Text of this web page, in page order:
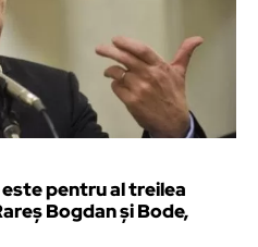
pentru al treilea
Bogdan și Bode,